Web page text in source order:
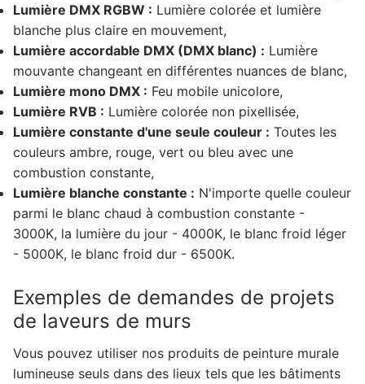
Lumière DMX RGBW : Lumière colorée et lumière
blanche plus claire en mouvement,
Lumière accordable DMX (DMX blanc) : Lumière
mouvante changeant en différentes nuances de blanc,
Lumière mono DMX : Feu mobile unicolore,
Lumière RVB : Lumière colorée non pixellisée,
Lumière constante d'une seule couleur : Toutes les
couleurs ambre, rouge, vert ou bleu avec une
combustion constante,
Lumière blanche constante : N'importe quelle couleur
parmi le blanc chaud à combustion constante -
3000K, la lumière du jour - 4000K, le blanc froid léger
- 5000K, le blanc froid dur - 6500K.
Exemples de demandes de projets
de laveurs de murs
Vous pouvez utiliser nos produits de peinture murale
lumineuse seuls dans des lieux tels que les bâtiments